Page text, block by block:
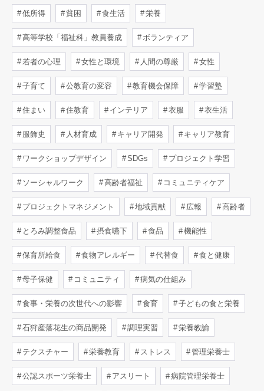
低所得 貧困 食生活 栄養
高等学校「福祉科」教員養成 ボランティア
若者の心理 女性と環境 人間の尊厳 女性
子育て 公教育の変容 教育機会保障 学習塾
住まい 住教育 インテリア 衣服 衣生活
服飾史 人材育成 キャリア開発 キャリア教育
ワークショップデザイン SDGs プロジェクト学習
ソーシャルワーク 高齢者福祉 コミュニティケア
プロジェクトマネジメント 地域貢献 広報 高齢者
とろみ調整食品 摂食嚥下 食品 機能性
保育所給食 食物アレルギー 代替食 食と健康
母子保健 コミュニティ 病気の仕組み
食事・栄養の次世代への影響 食育 子どもの食と栄養
石狩産落花生の商品開発 調理実習 栄養教諭
テクスチャー 栄養教育 ストレス 管理栄養士
公認スポーツ栄養士 アスリート 病院管理栄養士